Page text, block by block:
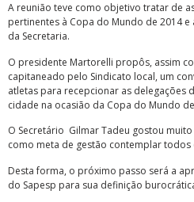
A reunião teve como objetivo tratar de
pertinentes à Copa do Mundo de 2014
da Secretaria.
O presidente Martorelli propôs, assim
capitaneado pelo Sindicato local, um
atletas para recepcionar as delegações
cidade na ocasião da Copa do Mundo
O Secretário Gilmar Tadeu gostou
como meta de gestão contemplar
Desta forma, o próximo passo será a
do Sapesp para sua definição